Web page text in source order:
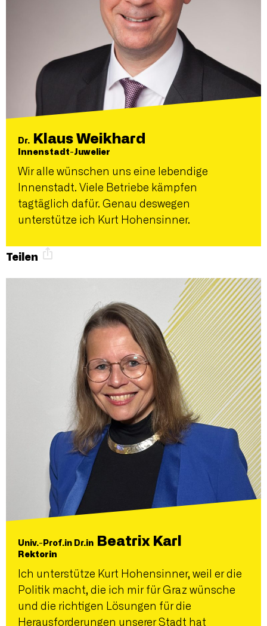
Dr. Klaus Weikhard
Innenstadt-Juwelier
Wir alle wünschen uns eine lebendige
Innenstadt. Viele Betriebe kämpfen
tagtäglich dafür. Genau deswegen
unterstütze ich Kurt Hohensinner.
Teilen
Univ.-Prof.in Dr.in Beatrix Karl
Rektorin
Ich unterstütze Kurt Hohensinner, weil er die
Politik macht, die ich mir für Graz wünsche
und die richtigen Lösungen für die
Herausforderungen unserer Stadt hat